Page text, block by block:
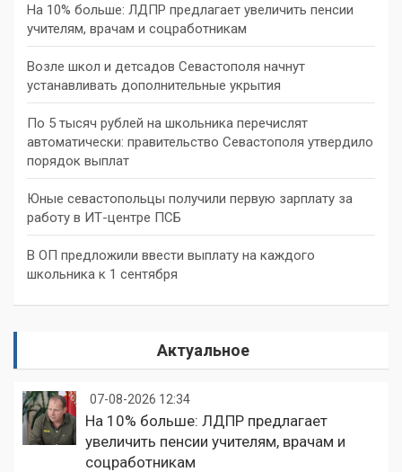
На 10% больше: ЛДПР предлагает увеличить пенсии
учителям, врачам и соцработникам
Возле школ и детсадов Севастополя начнут
устанавливать дополнительные укрытия
По 5 тысяч рублей на школьника перечислят
автоматически: правительство Севастополя утвердило
порядок выплат
Юные севастопольцы получили первую зарплату за
работу в ИТ-центре ПСБ
В ОП предложили ввести выплату на каждого
школьника к 1 сентября
Актуальное
07-08-2026 12:34
На 10% больше: ЛДПР предлагает
увеличить пенсии учителям, врачам и
соцработникам